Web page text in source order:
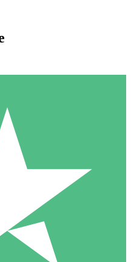
Pakete
Credits. Keine
erforderlich.
00